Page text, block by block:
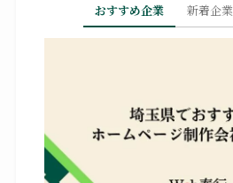
おすすめ企業 新着企業